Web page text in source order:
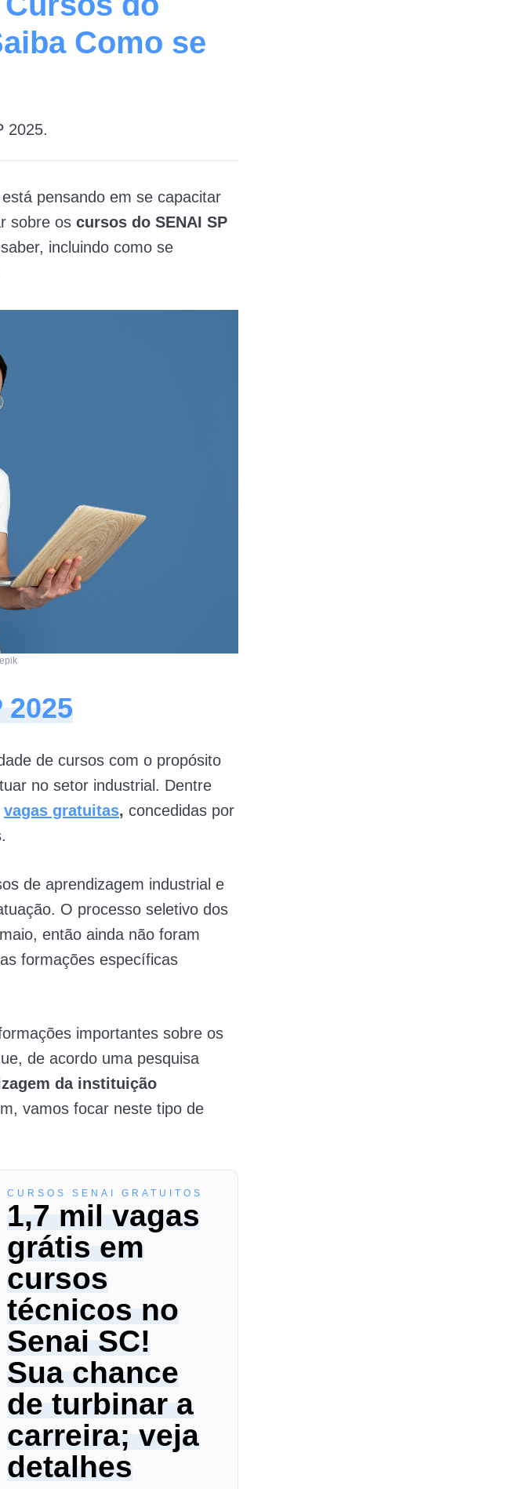
Como se
2025.
pensando em se capacitar
sobre os cursos do SENAI SP
incluindo como se
2025
de cursos com o propósito
no setor industrial. Dentre
vagas gratuitas, concedidas por
de aprendizagem industrial e
O processo seletivo dos
então ainda não foram
formações específicas
importantes sobre os
de acordo uma pesquisa
da instituição
vamos focar neste tipo de
CURSOS SENAI GRATUITOS
1,7 mil vagas
grátis em
cursos
técnicos no
Senai SC!
Sua chance
de turbinar a
carreira; veja
detalhes